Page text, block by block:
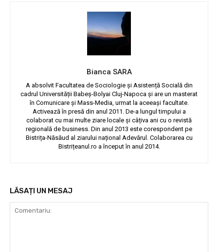
Bianca SARA
A absolvit Facultatea de Sociologie și Asistență Socială din
cadrul Universității Babeș-Bolyai Cluj-Napoca și are un masterat
în Comunicare și Mass-Media, urmat la aceeași facultate.
Activează în presă din anul 2011. De-a lungul timpului a
colaborat cu mai multe ziare locale și câțiva ani cu o revistă
regională de business. Din anul 2013 este corespondent pe
Bistrița-Năsăud al ziarului național Adevărul. Colaborarea cu
Bistrițeanul.ro a început în anul 2014.
LĂSAȚI UN MESAJ